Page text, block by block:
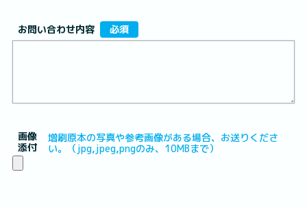
お問い合わせ内容 必須
画像
添付
増刷原本の写真や参考画像がある場合、お送りくださ
い。（jpg,jpeg,pngのみ、10MBまで）